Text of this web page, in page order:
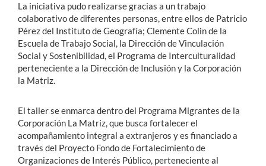
La iniciativa pudo realizarse gracias a un trabajo
colaborativo de diferentes personas, entre ellos de Patricio
Pérez del Instituto de Geografía; Clemente Colin de la
Escuela de Trabajo Social, la Dirección de Vinculación
Social y Sostenibilidad, el Programa de Interculturalidad
perteneciente a la Dirección de Inclusión y la Corporación
la Matriz.
El taller se enmarca dentro del Programa Migrantes de la
Corporación La Matriz, que busca fortalecer el
acompañamiento integral a extranjeros y es financiado a
través del Proyecto Fondo de Fortalecimiento de
Organizaciones de Interés Público, perteneciente al